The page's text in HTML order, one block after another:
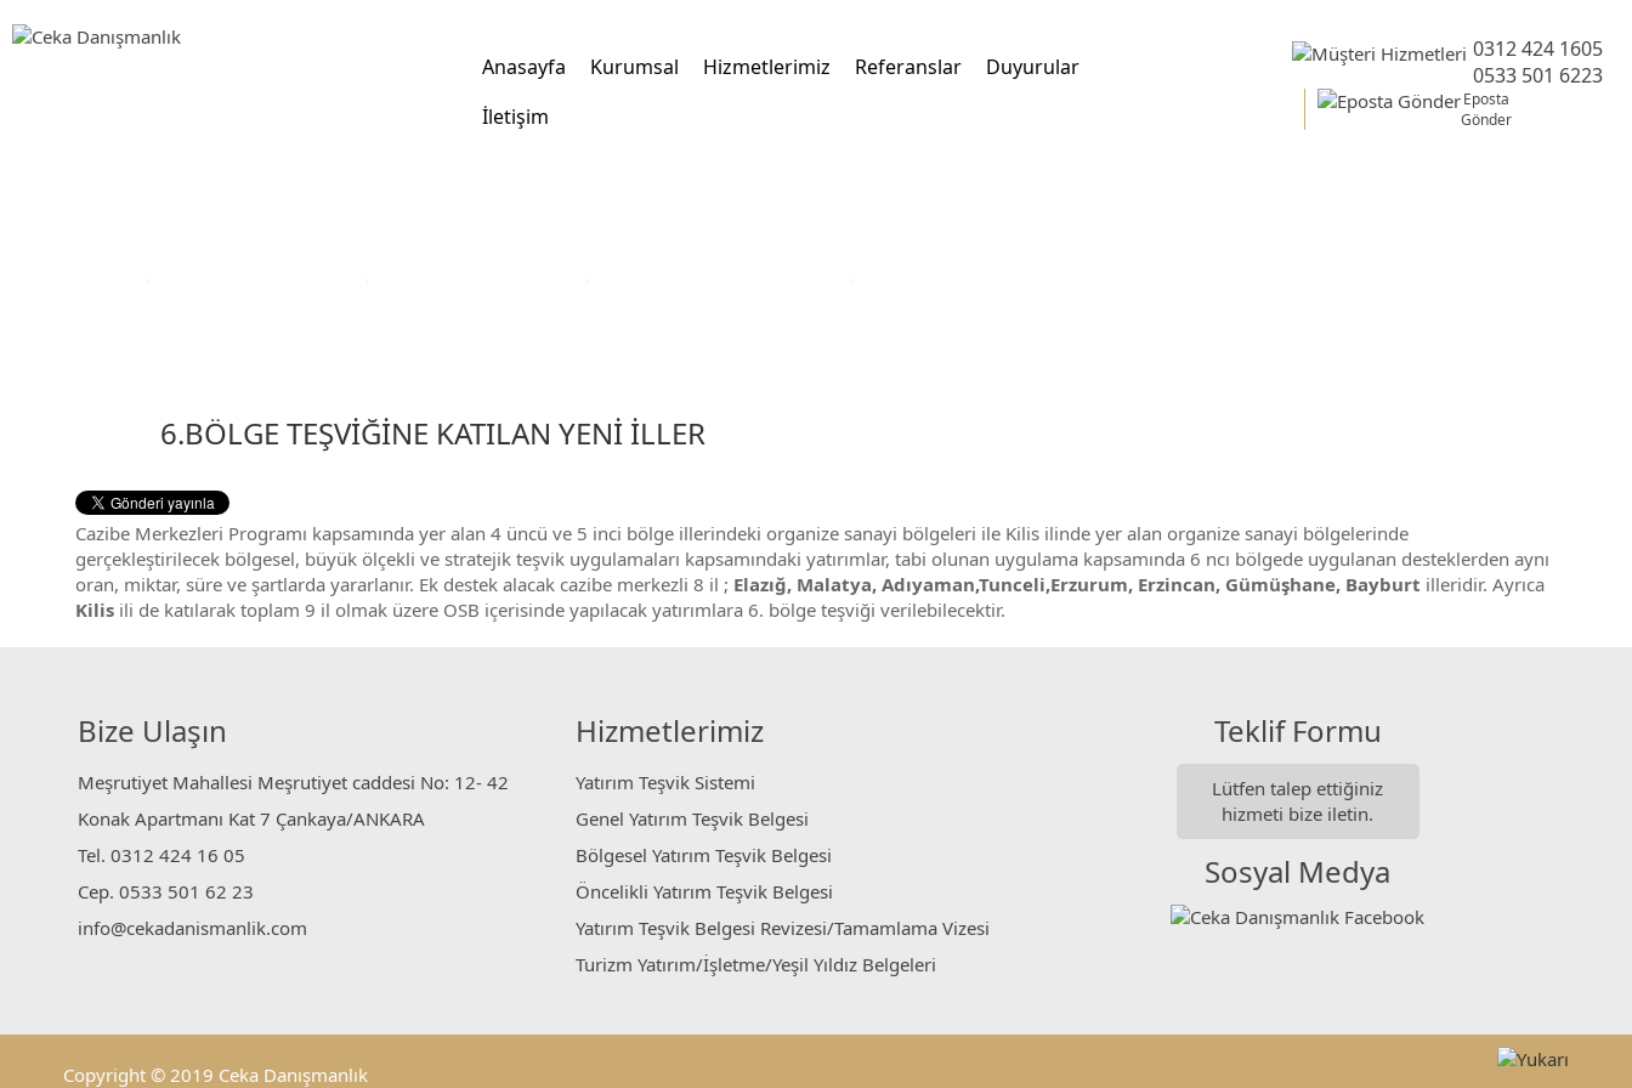
Anasayfa Kurumsal Hizmetlerimiz Referanslar
Duyurular
İletişim
0312 424 1605
0533 501 6223
Eposta
Gönder
6.BÖLGE TEŞVİĞİNE KATILAN YENİ İLLER
Cazibe Merkezleri Programı kapsamında yer alan 4 üncü ve 5 inci bölge illerindeki organize sanayi bölgeleri ile Kilis ilinde yer alan organize sanayi bölgelerinde
gerçekleştirilecek bölgesel, büyük ölçekli ve stratejik teşvik uygulamaları kapsamındaki yatırımlar, tabi olunan uygulama kapsamında 6 ncı bölgede uygulanan desteklerden aynı
oran, miktar, süre ve şartlarda yararlanır. Ek destek alacak cazibe merkezli 8 il ; Elazığ, Malatya, Adıyaman,Tunceli,Erzurum, Erzincan, Gümüşhane, Bayburt illeridir. Ayrıca
Kilis ili de katılarak toplam 9 il olmak üzere OSB içerisinde yapılacak yatırımlara 6. bölge teşviği verilebilecektir.
Bize Ulaşın
Meşrutiyet Mahallesi Meşrutiyet caddesi No: 12- 42
Konak Apartmanı Kat 7 Çankaya/ANKARA
Tel. 0312 424 16 05
Cep. 0533 501 62 23
info@cekadanismanlik.com
Hizmetlerimiz
Yatırım Teşvik Sistemi
Genel Yatırım Teşvik Belgesi
Bölgesel Yatırım Teşvik Belgesi
Öncelikli Yatırım Teşvik Belgesi
Yatırım Teşvik Belgesi Revizesi/Tamamlama Vizesi
Turizm Yatırım/İşletme/Yeşil Yıldız Belgeleri
Teklif Formu
Lütfen talep ettiğiniz
hizmeti bize iletin.
Sosyal Medya
Copyright © 2019 Ceka Danışmanlık